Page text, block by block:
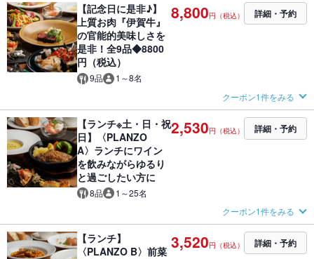
【記念日に是非♪】
上質お肉『伊賀牛』
の官能的美味しさを
是非！全9品◆8800
円（税込）
9品 1～8名
8,800円（税込） 詳細・予約
クーポン1件をみる
【ランチ※土・日・祝
日】〈PLANZO
A〉ランチにワイン
を飲みながらゆるり
と過ごしたい方に
8品 1～25名
2,530円（税込） 詳細・予約
クーポン1件をみる
【ランチ】
〈PLANZO B〉前菜 3,520円（税込） 詳細・予約